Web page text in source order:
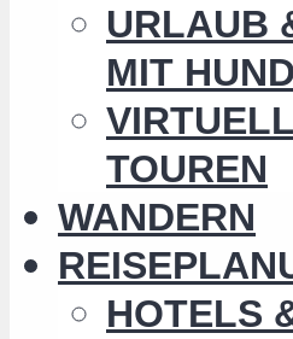
URLAUB
MIT HUND
TOUREN
WANDERN
HOTELS